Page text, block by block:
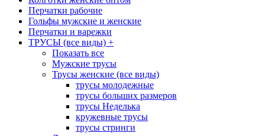
Перчатки рабочие
Гольфы мужские и женские
Перчатки и варежки
ТРУСЫ (все виды) +
Показать все
Мужские трусы
Трусы женские (все виды)
трусы молодежные
трусы больших размеров
трусы Неделька
кружевные трусы
трусы стринги